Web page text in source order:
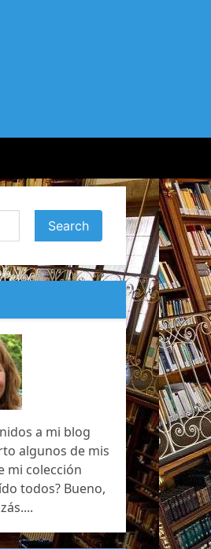
a mi blog
algunos de mis
mi colección
todos? Bueno,